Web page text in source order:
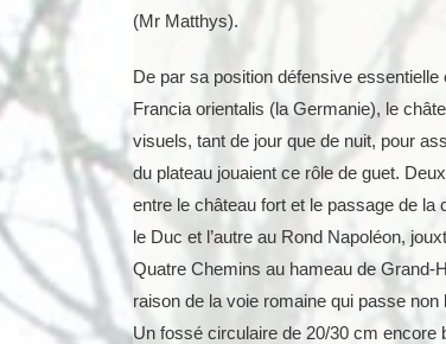
(Mr Matthys).
De par sa position défensive
Francia orientalis (la Germanie), le
visuels, tant de jour que de nuit, pour
du plateau jouaient ce rôle de guet.
entre le château fort et le passage de la
le Duc et l’autre au Rond Napoléon,
Quatre Chemins au hameau de
raison de la voie romaine qui passe non
Un fossé circulaire de 20/30 cm encore